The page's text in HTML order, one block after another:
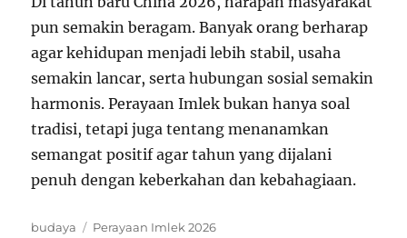
pun semakin beragam. Banyak orang berharap
agar kehidupan menjadi lebih stabil, usaha
semakin lancar, serta hubungan sosial semakin
harmonis. Perayaan Imlek bukan hanya soal
tradisi, tetapi juga tentang menanamkan
semangat positif agar tahun yang dijalani
penuh dengan keberkahan dan kebahagiaan.
Categories
budaya Tags
Perayaan Imlek 2026